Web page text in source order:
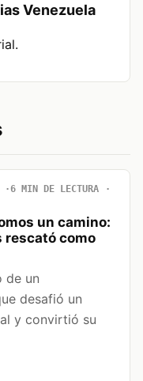
Venezuela
6 MIN DE LECTURA
un camino:
rescató como
de un
desafió un
y convirtió su